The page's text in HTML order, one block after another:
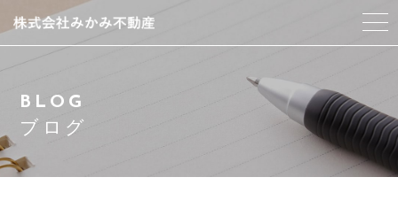
スタッフ紹介
サービス紹介
BLOG
ブログ